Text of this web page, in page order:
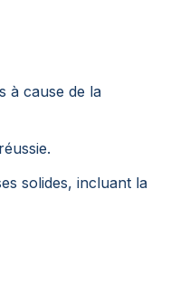
à cause de la
solides, incluant la